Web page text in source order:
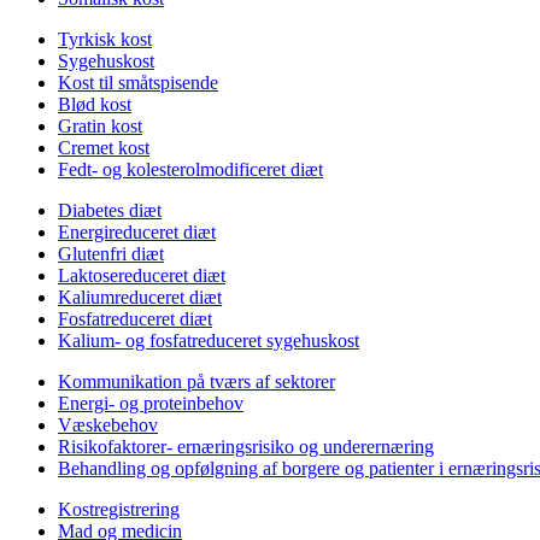
Tyrkisk kost
Sygehuskost
Kost til småtspisende
Blød kost
Gratin kost
Cremet kost
Fedt- og kolesterolmodificeret diæt
Diabetes diæt
Energireduceret diæt
Glutenfri diæt
Laktosereduceret diæt
Kaliumreduceret diæt
Fosfatreduceret diæt
Kalium- og fosfatreduceret sygehuskost
Kommunikation på tværs af sektorer
Energi- og proteinbehov
Væskebehov
Risikofaktorer- ernæringsrisiko og underernæring
Behandling og opfølgning af borgere og patienter i
Kostregistrering
Mad og medicin